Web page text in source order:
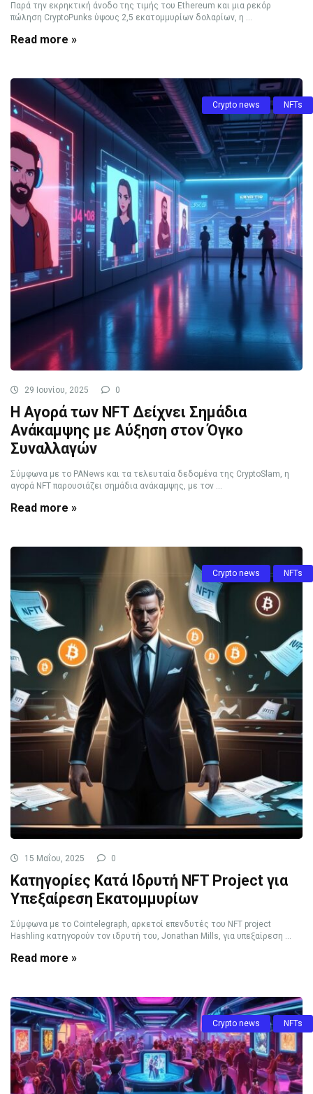
Παρά την εκρηκτική άνοδο της τιμής του Ethereum και μια ρεκόρ
πώληση CryptoPunks ύψους 2,5 εκατομμυρίων δολαρίων, η ...
Read more »
Crypto news NFTs
29 Ιουνίου, 2025 0
Η Αγορά των NFT Δείχνει Σημάδια
Ανάκαμψης με Αύξηση στον Όγκο
Συναλλαγών
Σύμφωνα με το PANews και τα τελευταία δεδομένα της CryptoSlam, η
αγορά NFT παρουσιάζει σημάδια ανάκαμψης, με τον ...
Read more »
Crypto news NFTs
15 Μαΐου, 2025 0
Κατηγορίες Κατά Ιδρυτή NFT Project για
Υπεξαίρεση Εκατομμυρίων
Σύμφωνα με το Cointelegraph, αρκετοί επενδυτές του NFT project
Hashling κατηγορούν τον ιδρυτή του, Jonathan Mills, για υπεξαίρεση ...
Read more »
Crypto news NFTs